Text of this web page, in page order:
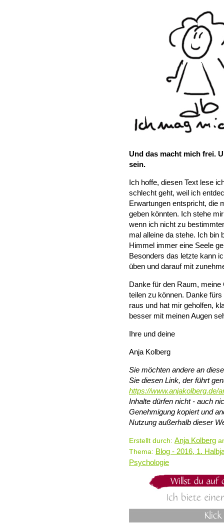
Und das macht mich frei.
sein.
Ich hoffe, diesen Text lese
schlecht geht, weil ich
Erwartungen entspricht, die
geben könnten. Ich stehe
wenn ich nicht zu
mal alleine da stehe. Ich bin
Himmel immer eine Seele
Besonders das letzte kann
üben und darauf mit
Danke für den Raum,
teilen zu können. Danke
raus und hat mir geholfen,
besser mit meinen Augen
Ihre und deine
Anja Kolberg
Sie möchten andere an
Sie diesen Link, der führt
https://www.anjakolberg.de/
Inhalte dürfen nicht - auch
Genehmigung kopiert und
Nutzung außerhalb dieser
Erstellt durch: Anja Kolberg
Thema: Blog - 2016, 1.
Psychologie